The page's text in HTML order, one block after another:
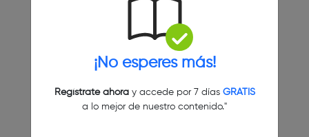
¡No esperes más!
Regístrate ahoray accede por 7 días GRATIS
a lo mejor de nuestro contenido."